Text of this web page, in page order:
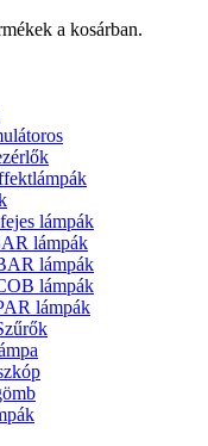
a kosárban.
lámpák
lámpák
lámpák
lámpák
lámpák